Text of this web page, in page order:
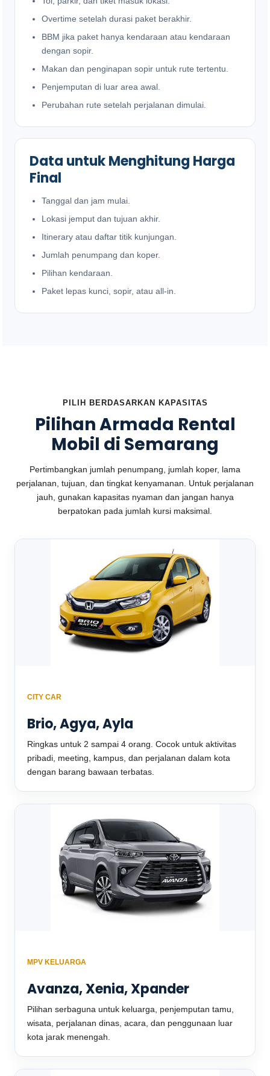
Overtime setelah durasi paket berakhir.
BBM jika paket hanya kendaraan atau kendaraan
dengan sopir.
Makan dan penginapan sopir untuk rute tertentu.
Penjemputan di luar area awal.
Perubahan rute setelah perjalanan dimulai.
Data untuk Menghitung Harga
Final
Tanggal dan jam mulai.
Lokasi jemput dan tujuan akhir.
Itinerary atau daftar titik kunjungan.
Jumlah penumpang dan koper.
Pilihan kendaraan.
Paket lepas kunci, sopir, atau all-in.
PILIH BERDASARKAN KAPASITAS
Pilihan Armada Rental
Mobil di Semarang
Pertimbangkan jumlah penumpang, jumlah koper, lama
perjalanan, tujuan, dan tingkat kenyamanan. Untuk perjalanan
jauh, gunakan kapasitas nyaman dan jangan hanya
berpatokan pada jumlah kursi maksimal.
CITY CAR
Brio, Agya, Ayla
Ringkas untuk 2 sampai 4 orang. Cocok untuk aktivitas
pribadi, meeting, kampus, dan perjalanan dalam kota
dengan barang bawaan terbatas.
MPV KELUARGA
Avanza, Xenia, Xpander
Pilihan serbaguna untuk keluarga, penjemputan tamu,
wisata, perjalanan dinas, acara, dan penggunaan luar
kota jarak menengah.